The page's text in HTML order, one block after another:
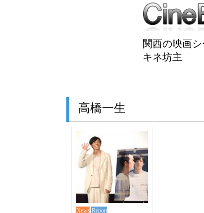
関西の映画
キネ坊主
高橋一生
News Report